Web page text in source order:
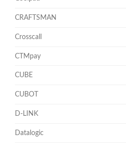
CRAFTSMAN
Crosscall
CTMpay
CUBE
CUBOT
D-LINK
Datalogic